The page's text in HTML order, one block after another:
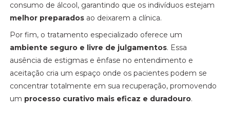
consumo de álcool, garantindo que os indivíduos estejam
melhor preparados ao deixarem a clínica.
Por fim, o tratamento especializado oferece um
ambiente seguro e livre de julgamentos. Essa
ausência de estigmas e ênfase no entendimento e
aceitação cria um espaço onde os pacientes podem se
concentrar totalmente em sua recuperação, promovendo
um processo curativo mais eficaz e duradouro.